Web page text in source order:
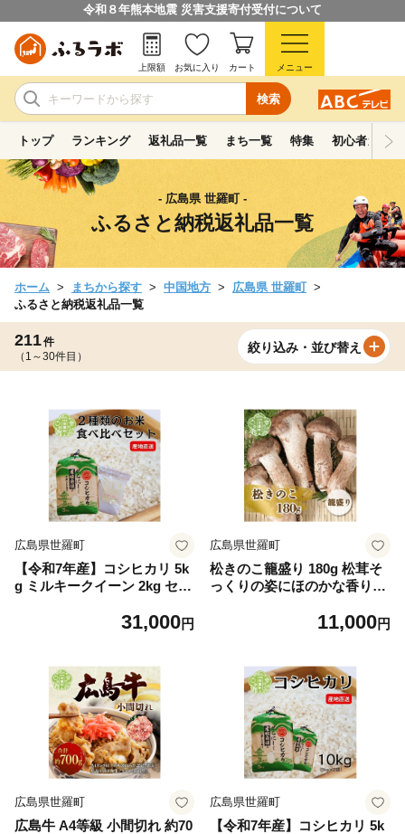
令和８年熊本地震 災害支援寄付受付について
検索
上限額 お気に入り カート メニュー
トップ ランキング 返礼品一覧 まち一覧 特集 初心者ガイド
- 広島県 世羅町 -
ふるさと納税返礼品一覧
ホーム まちから探す 中国地方
広島県 世羅町
ふるさと納税返礼品一覧
211件
（1～30件目）
絞り込み・並び替え
広島県世羅町
【令和7年産】コシヒカリ 5k
g ミルキークイーン 2kg セッ
ー 米 お米 ご飯 ごはん おに
31,000円
広島県世羅町
松きのこ籠盛り 180g 松茸そ
っくりの姿にほのかな香りと
ノコ 松茸 マツタケ 椎茸 グル
11,000円
広島県世羅町
広島牛 A4等級 小間切れ 約70
広島県世羅町
【令和7年産】コシヒカリ 5k